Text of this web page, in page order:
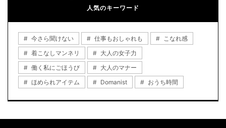
人気のキーワード
今さら聞けない 仕事もおしゃれも
こなれ感
着こなしマンネリ
大人の女子力
働く私にごほうび
大人のマナー
ほめられアイテム
Domanist おうち時間